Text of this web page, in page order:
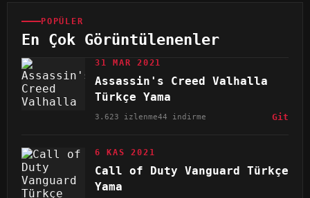
POPÜLER
En Çok Görüntülenenler
31 MAR 2021
Assassin's Creed Valhalla
Türkçe Yama
3.623 izlenme44 indirme Git
6 KAS 2021
Call of Duty Vanguard Türkçe
Yama